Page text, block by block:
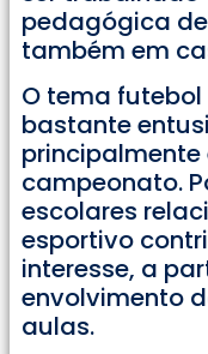
pedagógica
também em
O tema
bastante
campeonato.
escolares
esportivo
interesse, a
envolvimento
aulas.